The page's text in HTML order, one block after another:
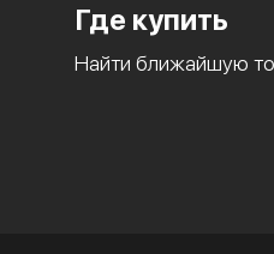
Где купить
Найти ближайшую